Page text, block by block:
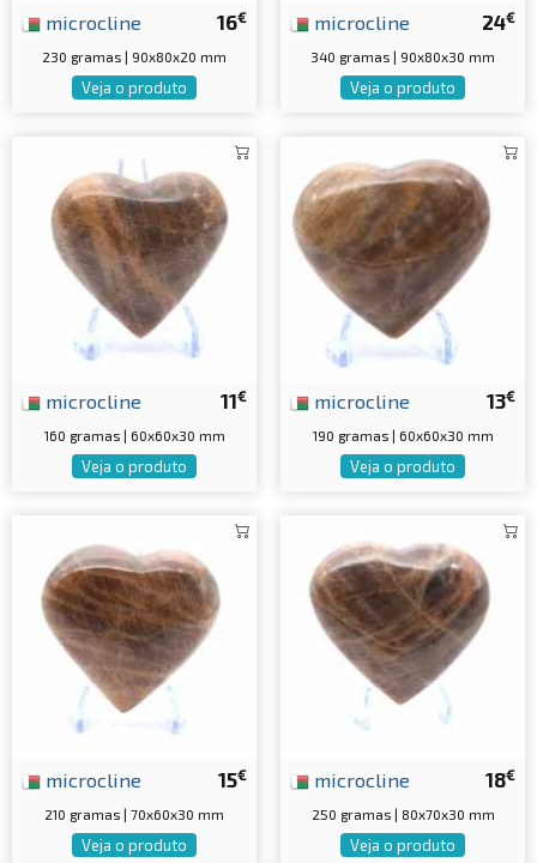
16€
microcline
230 gramas | 90x80x20 mm
Veja o produto
24€
microcline
340 gramas | 90x80x30 mm
Veja o produto
11€
microcline
160 gramas | 60x60x30 mm
Veja o produto
13€
microcline
190 gramas | 60x60x30 mm
Veja o produto
15€
microcline
210 gramas | 70x60x30 mm
Veja o produto
18€
microcline
250 gramas | 80x70x30 mm
Veja o produto